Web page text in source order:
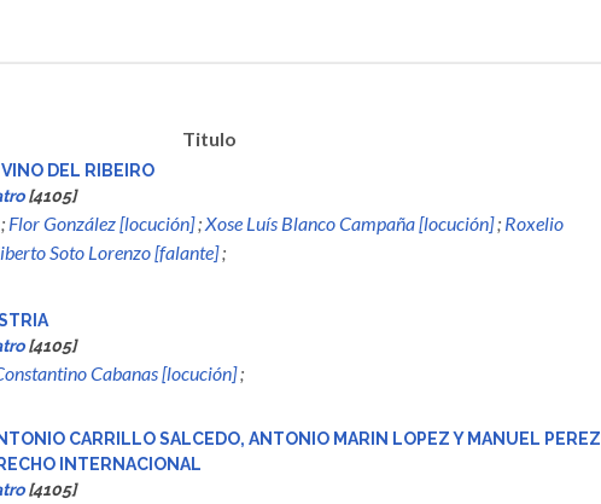
Titulo
DEL RIBEIRO
[4105]
Flor González [locución];Xose Luís Blanco Campaña [locución]; Roxelio
Soto Lorenzo [falante];
[4105]
Cabanas [locución];
CARRILLO SALCEDO, ANTONIO MARIN LOPEZ Y MANUEL PEREZ
INTERNACIONAL
[4105]